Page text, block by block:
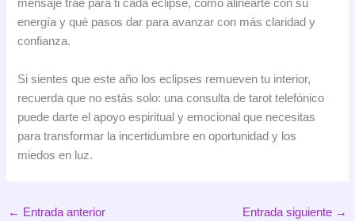
mensaje trae para ti cada eclipse, cómo alinearte con su
energía y qué pasos dar para avanzar con más claridad y
confianza.
Si sientes que este año los eclipses remueven tu interior,
recuerda que no estás solo: una consulta de tarot telefónico
puede darte el apoyo espiritual y emocional que necesitas
para transformar la incertidumbre en oportunidad y los
miedos en luz.
← Entrada anterior Entrada siguiente →